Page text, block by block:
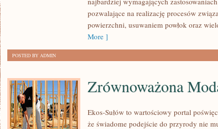
pozwalające na realizację procesów
powierzchni, usuwaniem powłok oraz
More ]
POSTED BY ADMIN
Zrównoważona
Ekos-Sułów to wartościowy portal
że świadome podejście do przyrody nie